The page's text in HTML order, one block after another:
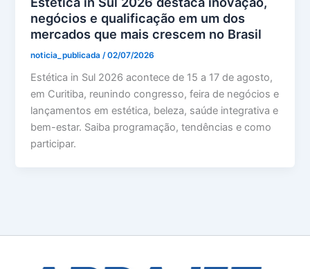
negócios e qualificação em um dos
mercados que mais crescem no Brasil
noticia_publicada /02/07/2026
Estética in Sul 2026 acontece de 15 a 17 de agosto,
em Curitiba, reunindo congresso, feira de negócios e
lançamentos em estética, beleza, saúde integrativa e
bem-estar. Saiba programação, tendências e como
participar.